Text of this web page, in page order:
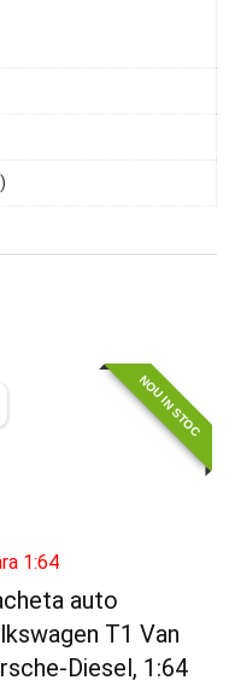
NOU IN STOC
1:64
auto
T1 Van
Diesel, 1:64